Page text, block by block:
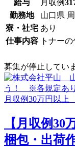
給与 月収例
勤務地
山口県
寮・社宅 あり
仕事内容 トナー
募集が停止してい
【月収例
梱包・出荷